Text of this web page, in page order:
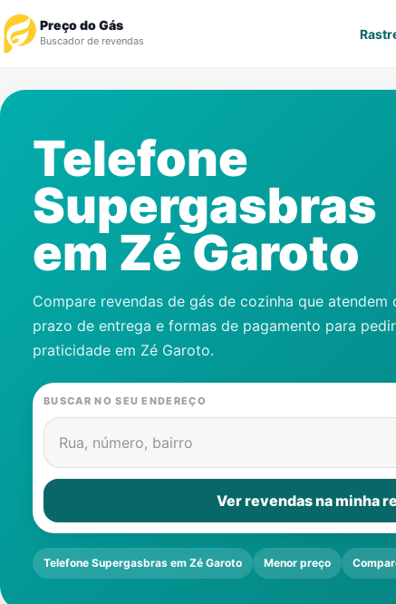
Preço do Gás
Buscador de revendas
Revendedor
Notícias
Cadastre-se
Contatos
Telefone
Supergasbras
emZé Garoto
Compare revendas de gás de cozinha que atendem
prazo de entrega e formas de pagamento para
praticidade em Zé Garoto.
BUSCAR NO SEU ENDEREÇO
Rua, número, bairro
Ver revendas na minha
Telefone Supergasbras em Zé Garoto Menor preço